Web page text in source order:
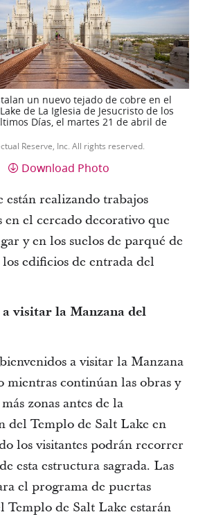
un nuevo tejado de cobre en el
de La Iglesia de Jesucristo de los
Días, el martes 21 de abril de
Reserve, Inc. All rights reserved.
Download Photo
están realizando trabajos
en el cercado decorativo que
y en los suelos de parqué de
edificios de entrada del
visitar la Manzana del
a visitar la Manzana
mientras continúan las obras y
zonas antes de la
del Templo de Salt Lake en
los visitantes podrán recorrer
esta estructura sagrada. Las
el programa de puertas
Templo de Salt Lake estarán